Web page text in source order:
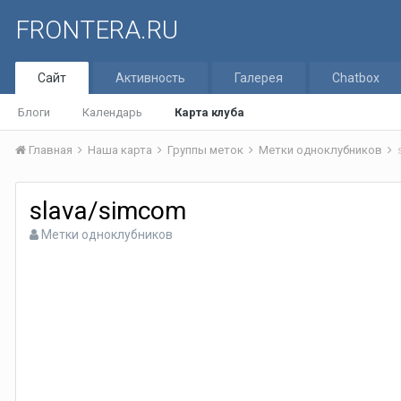
FRONTERA.RU
Сайт
Блоги Календарь Карта клуба
Активность Галерея Chatbox
Главная Наша карта Группы меток Метки одноклубников
slava/simcom
Метки одноклубников